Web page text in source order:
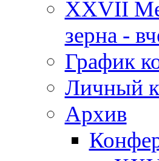
XXVII
зерна -
График
Личный
Архив